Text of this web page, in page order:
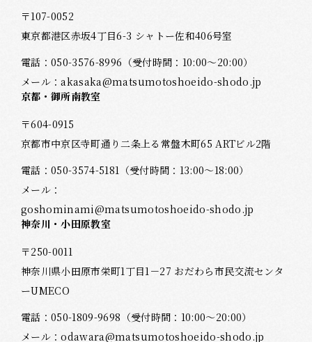
〒107-0052
東京都港区赤坂4丁目6-3 シャトー佐和406号室
電話：050-3576-8996 （受付時間：10:00～20:00）
メール：akasaka@matsumotoshoeido-shodo.jp
京都・御所南教室
〒604-0915
京都市中京区寺町通り二条上る常盤木町65 ARTビル2階
電話：050-3574-5181 （受付時間：13:00～18:00）
メール：
goshominami@matsumotoshoeido-shodo.jp
神奈川・小田原教室
〒250-0011
神奈川県小田原市栄町1丁目1－27 おだわら市民交流センタ
ーUMECO
電話：050-1809-9698 （受付時間：10:00～20:00）
メール：odawara@matsumotoshoeido-shodo.jp